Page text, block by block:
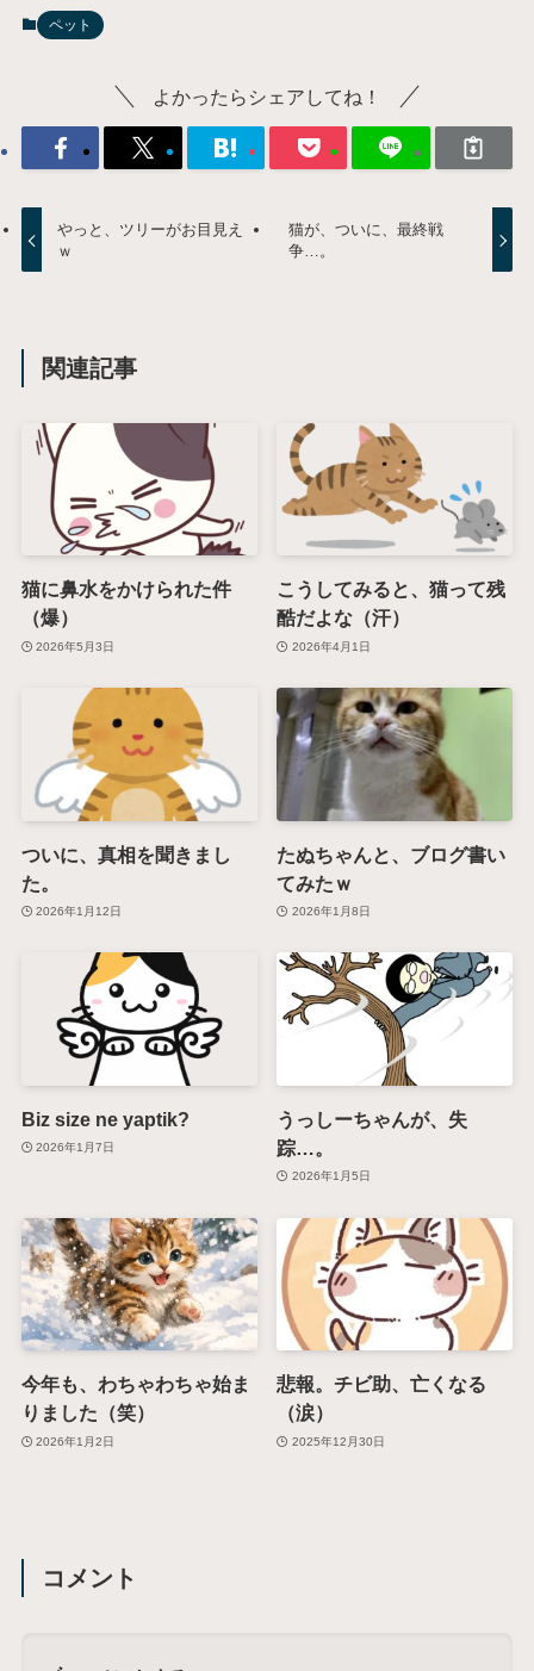
ペット
よかったらシェアしてね！
やっと、ツリーがお目見え
ｗ
猫が、ついに、最終戦
争…。
関連記事
猫に鼻水をかけられた件
（爆）
2026年5月3日
こうしてみると、猫って残
酷だよな（汗）
2026年4月1日
ついに、真相を聞きまし
た。
2026年1月12日
たぬちゃんと、ブログ書い
てみたｗ
2026年1月8日
Biz size ne yaptik?
2026年1月7日
うっしーちゃんが、失
踪…。
2026年1月5日
今年も、わちゃわちゃ始ま
りました（笑）
2026年1月2日
悲報。チビ助、亡くなる
（涙）
2025年12月30日
コメント